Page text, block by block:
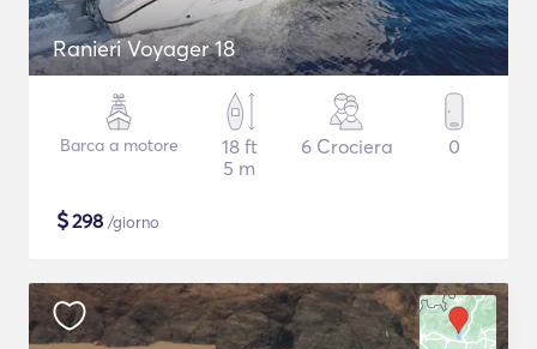
Ranieri Voyager 18
Barca a motore
18 ft
5 m
6 Crociera 0
$298 /giorno